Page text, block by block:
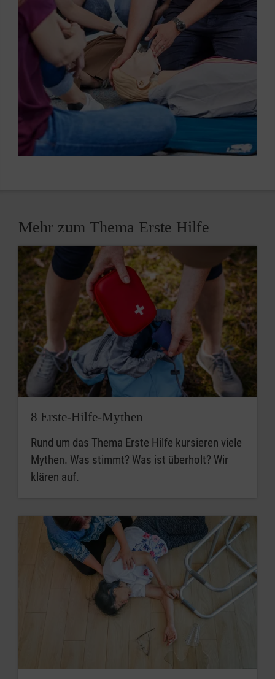
Mehr zum Thema Erste Hilfe
8 Erste-Hilfe-Mythen
Rund um das Thema Erste Hilfe kursieren viele
Mythen. Was stimmt? Was ist überholt? Wir
klären auf.